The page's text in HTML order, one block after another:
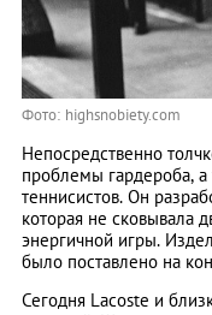
Фото: highsnobiety.com
Непосредственно
проблемы гардероба,
теннисистов. Он
которая не сковывала
энергичной игры.
было поставлено на
Сегодня Lacoste и